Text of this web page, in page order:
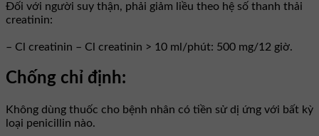
Ðối với người suy thận, phải giảm liều theo hệ số thanh thải
creatinin:
– Cl creatinin – Cl creatinin > 10 ml/phút: 500 mg/12 giờ.
Chống chỉ định:
Không dùng thuốc cho bệnh nhân có tiền sử dị ứng với bất kỳ
loại penicillin nào.